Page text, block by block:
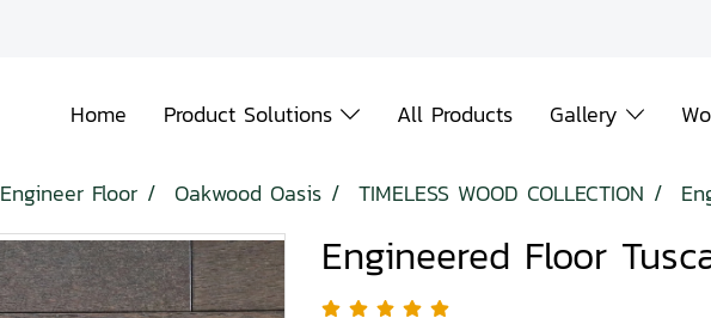
Home Product Solutions All Products Gallery
Engineer Floor Oakwood Oasis TIMELESS WOOD COLLECTION
Engineered Floor